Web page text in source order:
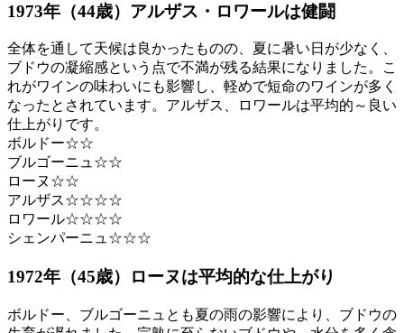
1973年（44歳）アルザス・ロワールは健闘
全体を通して天候は良かったものの、夏に暑い日が少なく、
ブドウの凝縮感という点で不満が残る結果になりました。こ
れがワインの味わいにも影響し、軽めで短命のワインが多く
なったとされています。アルザス、ロワールは平均的～良い
仕上がりです。
ボルドー☆☆
ブルゴーニュ☆☆
ローヌ☆☆
アルザス☆☆☆☆
ロワール☆☆☆☆
シェンパーニュ☆☆☆
1972年（45歳）ローヌは平均的な仕上がり
ボルドー、ブルゴーニュとも夏の雨の影響により、ブドウの